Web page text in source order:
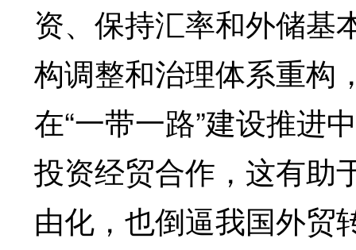
资、保持汇率和外储基
构调整和治理体系重构
在“一带一路”建设推进
投资经贸合作，这有助
由化，也倒逼我国外贸